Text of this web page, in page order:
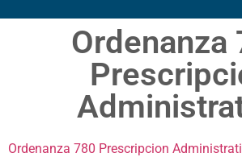
Ordenanza
Ordenanza 780 Prescripcion